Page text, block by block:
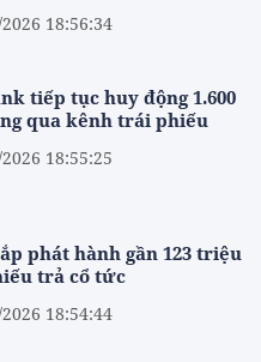
18:56:34
tiếp tục huy động 1.600
qua kênh trái phiếu
18:55:25
phát hành gần 123 triệu
trả cổ tức
18:54:44